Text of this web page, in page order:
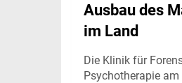
Ausbau des
im Land
Die Klinik für
Psychotherapie